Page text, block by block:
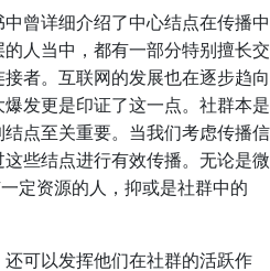
曾详细介绍了中心结点在传播中
人当中，都有一部分特别擅长交
者。互联网的发展也在逐步趋向
发更是印证了这一点。社群本是
点至关重要。当我们考虑传播信
些结点进行有效传播。无论是微
定资源的人，抑或是社群中的
可以发挥他们在社群的活跃作